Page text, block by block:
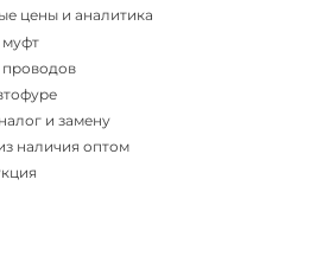
цены и аналитика
и замену
наличия оптом